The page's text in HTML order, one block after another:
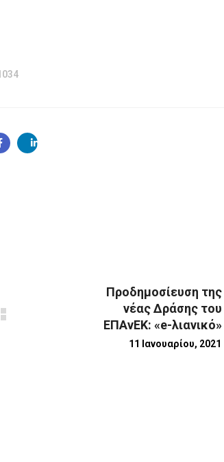
Προδημοσίευση της
νέας Δράσης του
ΕΠΑνΕΚ: «e-λιανικό»
11 Ιανουαρίου, 2021